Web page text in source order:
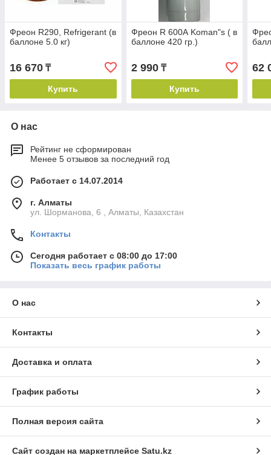
Фреон R290, Refrigerant (в
баллоне 5.0 кг)
16 670 ₸
Купить
Фреон R 600А Koman"s ( в
баллоне 420 гр.)
2 990₸
Купить
62
О нас
Рейтинг не сформирован
Менее 5 отзывов за последний год
Работает с 14.07.2014
г. Алматы
ул. Шорманова, 6 , Алматы, Казахстан
Контакты
Сегодня работает с 08:00 до 17:00
Показать весь график работы
О нас
Контакты
Доставка и оплата
График работы
Полная версия сайта
Сайт создан на маркетплейсе Satu.kz